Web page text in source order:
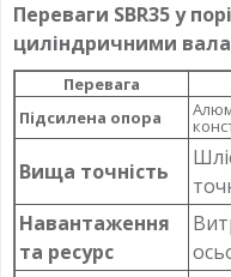
Переваги SBR35 у
циліндричними
Перевага
Підсилена опора
Вища точність
Навантаження
та ресурс